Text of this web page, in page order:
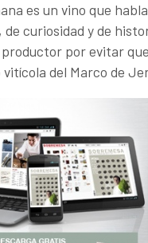
es un vino que
curiosidad y de
por evitar
del Marco de